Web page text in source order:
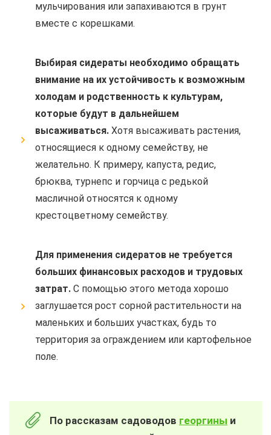
мульчирования или запахиваются в грунт
вместе с корешками.
Выбирая сидераты необходимо обращать
внимание на их устойчивость к возможным
холодам и родственность к культурам,
которые будут в дальнейшем
высаживаться. Хотя высаживать растения,
относящиеся к одному семейству, не
желательно. К примеру, капуста, редис,
брюква, турнепс и горчица с редькой
масличной относятся к одному
крестоцветному семейству.
Для применения сидератов не требуется
больших финансовых расходов и трудовых
затрат. С помощью этого метода хорошо
заглушается рост сорной растительности на
маленьких и больших участках, будь то
территория за ограждением или картофельное
поле.
По рассказам садоводов георгины и